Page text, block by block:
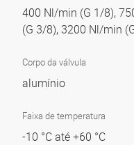
400 Nl/min (G 1/8),
(G 3/8), 3200 Nl/min
Corpo da válvula
alumínio
Faixa de temperatura
-10 °C até +60 °C